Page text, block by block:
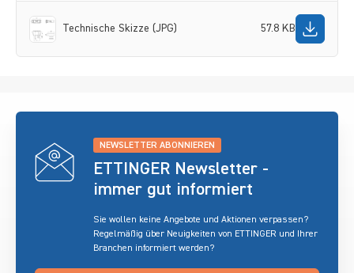
Technische Skizze (JPG) 57.8 KB
NEWSLETTER ABONNIEREN
ETTINGER Newsletter -
immer gut informiert
Sie wollen keine Angebote und Aktionen verpassen?
Regelmäßig über Neuigkeiten von ETTINGER und Ihrer
Branchen informiert werden?